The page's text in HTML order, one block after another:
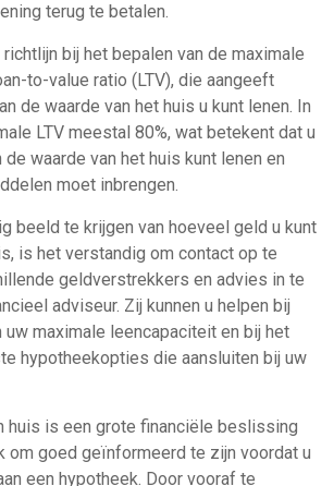
terug te betalen.
bij het bepalen van de maximale
to-value ratio (LTV), die aangeeft
de waarde van het huis u kunt lenen. In
LTV meestal 80%, wat betekent dat u
de waarde van het huis kunt lenen en
moet inbrengen.
beeld te krijgen van hoeveel geld u kunt
is het verstandig om contact op te
geldverstrekkers en advies in te
adviseur. Zij kunnen u helpen bij
uw maximale leencapaciteit en bij het
hypotheekopties die aansluiten bij uw
huis is een grote financiële beslissing
om goed geïnformeerd te zijn voordat u
een hypotheek. Door vooraf te